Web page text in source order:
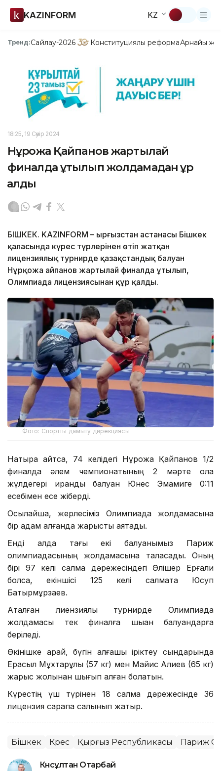
KAZINFORM KZ
Тренд:Сайлау-2026 Конституциялық реформаАрнайы
18:25, 19 Сәуір 2024
Нұрқожа Қайпанов жартылай
финалда ұтылып жолдамадан құр
қалды
БІШКЕК. KAZINFORM – Қырғызстан астанасы Бішкек
қаласында күрес түрлерінен өтіп жатқан
лицензиялық турнирде қазақстандық балуан
Нұрқожа Қайпанов жартылай финалда ұтылып,
Олимпиада лицензиясынан құр қалды.
Фото: Спортты дамыту дирекциясы
Нақтырақ айтсақ, 74 келідегі Нұрқожа Қайпанов 1/2
финалда әлем чемпионатының 2 мәрте қола
жүлдегері ирандық балуан Юнес Эмамиге 0:11
есебімен есе жіберді.
Осылайша, жерлесіміз Олимпиада жолдамасына
бір қадам қалғанда жарысты аяқтады.
Енді алда тағы екі балуанымыз Париж
олимпиадасының жолдамасына таласады. Оның
бірі 97 келі салмақ дәрежесіндегі Әлішер Ерғали
болса, екіншісі 125 келі салмақта Юсуп
Батырмұрзаев.
Аталған лиензиялық турнирде Олимпиада
жолдамасы тек финалға шыққан балуандарға
беріледі.
Өкінішке қарай, бүгін алғашқы іріктеу сындарында
Ерасыл Мұхтарұлы (57 кг) мен Майис Алиев (65 кг)
жарыс жолынан шығып қалған болатын.
Күрестің үш түрінен 18 салмақ дәрежесінде 36
лицензия сарапқа салынып жатыр.
Бішкек Күрес Қырғыз Республикасы Париж
Күнсұлтан Отарбай